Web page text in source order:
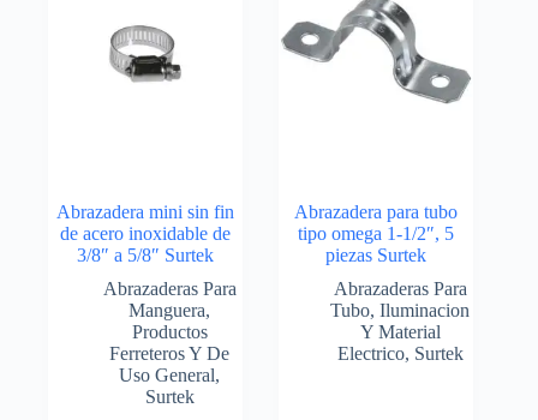
Abrazadera mini sin fin
de acero inoxidable de
3/8″ a 5/8″ Surtek
Abrazaderas Para
Manguera,
Productos
Ferreteros Y De
Uso General,
Surtek
Abrazadera para tubo
tipo omega 1-1/2″, 5
piezas Surtek
Abrazaderas Para
Tubo,Iluminacion
Y Material
Electrico, Surtek